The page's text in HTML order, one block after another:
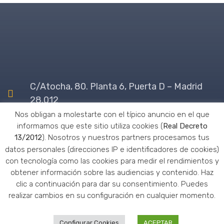
C/Atocha, 80. Planta 6, Puerta D – Madrid
28.012
info@syngap1.es
(+34) 676-467-225
Made with bySusanaGarcía
Nos obligan a molestarte con el típico anuncio en el que
informamos que este sitio utiliza cookies ( Real Decreto
13/2012). Nosotros y nuestros partners procesamos tus
datos personales (direcciones IP e identificadores de cookies)
con tecnología como las cookies para medir el rendimientos y
obtener información sobre las audiencias y contenido. Haz
clic a continuación para dar su consentimiento. Puedes
realizar cambios en su configuración en cualquier momento.